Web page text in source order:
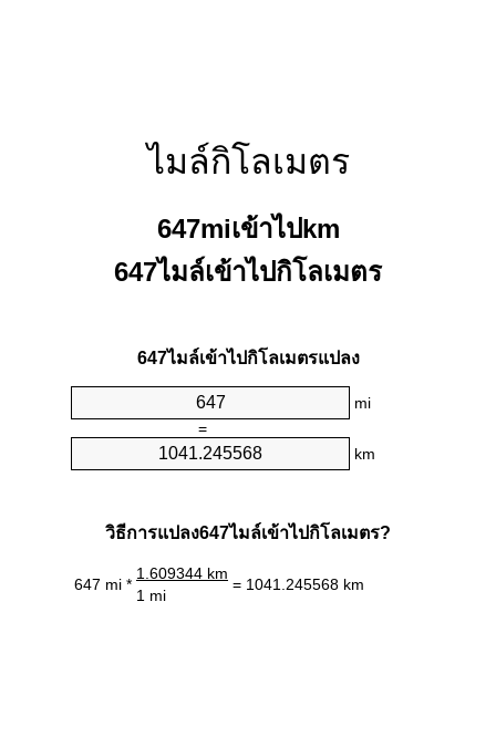
ไมล์กิโลเมตร
647miเข้าไปkm
647ไมล์เข้าไปกิโลเมตร
647ไมล์เข้าไปกิโลเมตรแปลง
mi
=
km
วิธีการแปลง647ไมล์เข้าไปกิโลเมตร?
647 mi *
1.609344 km
= 1041.245568 km
1 mi